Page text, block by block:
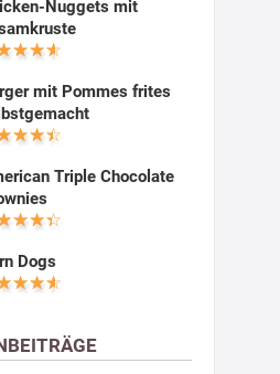
Nuggets mit
mit Pommes frites
Triple Chocolate
Dogs